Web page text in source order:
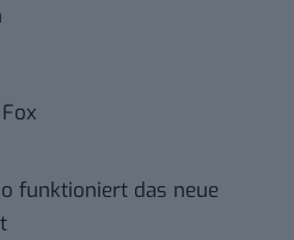
funktioniert das neue